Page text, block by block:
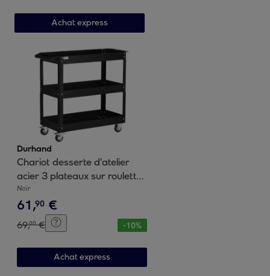
Achat express
Durhand
Chariot desserte d'atelier
acier 3 plateaux sur roulettes
avec poignée - charge max.
150 kg - 83 x 35,3 x 76 cm
Noir
61,90 €
69,00 € -10%
Achat express